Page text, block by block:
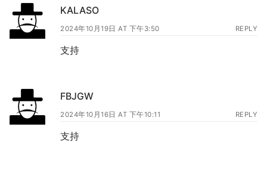
KALASO
2024年10月19日 AT 下午3:50 REPLY
支持
FBJGW
2024年10月16日 AT 下午10:11 REPLY
支持